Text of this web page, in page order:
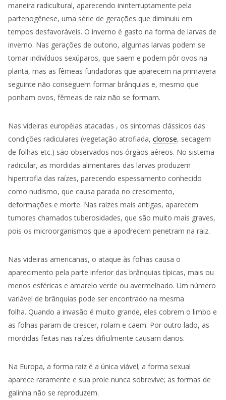
maneira radicultural, aparecendo ininterruptamente pela
partenogênese, uma série de gerações que diminuiu em
tempos desfavoráveis. O inverno é gasto na forma de larvas de
inverno. Nas gerações de outono, algumas larvas podem se
tornar indivíduos sexúparos, que saem e podem pôr ovos na
planta, mas as fêmeas fundadoras que aparecem na primavera
seguinte não conseguem formar brânquias e, mesmo que
ponham ovos, fêmeas de raiz não se formam.
Nas videiras européias atacadas , os sintomas clássicos das
condições radiculares (vegetação atrofiada, clorose, secagem
de folhas etc.) são observados nos órgãos aéreos. No sistema
radicular, as mordidas alimentares das larvas produzem
hipertrofia das raízes, parecendo espessamento conhecido
como nudismo, que causa parada no crescimento,
deformações e morte. Nas raízes mais antigas, aparecem
tumores chamados tuberosidades, que são muito mais graves,
pois os microorganismos que a apodrecem penetram na raiz.
Nas videiras americanas, o ataque às folhas causa o
aparecimento pela parte inferior das brânquias típicas, mais ou
menos esféricas e amarelo verde ou avermelhado. Um número
variável de brânquias pode ser encontrado na mesma
folha. Quando a invasão é muito grande, eles cobrem o limbo e
as folhas param de crescer, rolam e caem. Por outro lado, as
mordidas feitas nas raízes dificilmente causam danos.
Na Europa, a forma raiz é a única viável; a forma sexual
aparece raramente e sua prole nunca sobrevive; as formas de
galinha não se reproduzem.